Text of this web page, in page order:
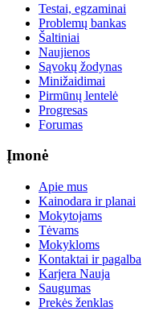
Testai, egzaminai
Problemų bankas
Šaltiniai
Naujienos
Sąvokų žodynas
Minižaidimai
Pirmūnų lentelė
Progresas
Forumas
Įmonė
Apie mus
Kainodara ir planai
Mokytojams
Tėvams
Mokykloms
Kontaktai ir pagalba
Karjera Nauja
Saugumas
Prekės ženklas